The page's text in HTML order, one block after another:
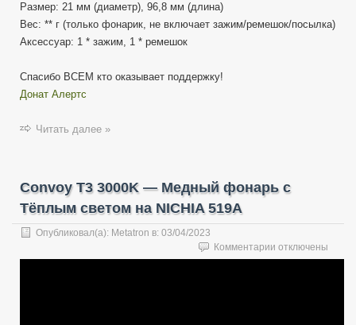
Размер: 21 мм (диаметр), 96,8 мм (длина)
Вес: ** г (только фонарик, не включает зажим/ремешок/посылка)
Аксессуар: 1 * зажим, 1 * ремешок
Спасибо ВСЕМ кто оказывает поддержку!
Донат Алертс
Читать далее »
Convoy T3 3000K — Медный фонарь с
Тёплым светом на NICHIA 519A
Опубликовал(а): Metatron в: 03/04/2023
Комментарии к
записи
отключены